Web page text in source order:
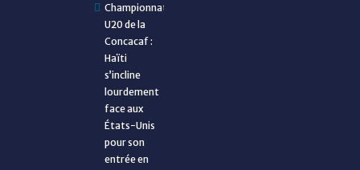
Championnat
U20 de la
Concacaf :
Haïti
s’incline
lourdement
face aux
États-Unis
pour son
entrée en